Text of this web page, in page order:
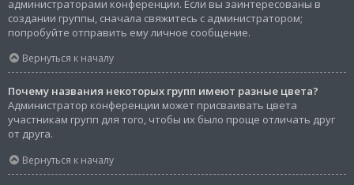
администраторами конференции. Если вы заинтересованы в
создании группы, сначала свяжитесь с администратором;
попробуйте отправить ему личное сообщение.
Вернуться к началу
Почему названия некоторых групп имеют разные цвета?
Администратор конференции может присваивать цвета
участникам групп для того, чтобы их было проще отличать друг
от друга.
Вернуться к началу